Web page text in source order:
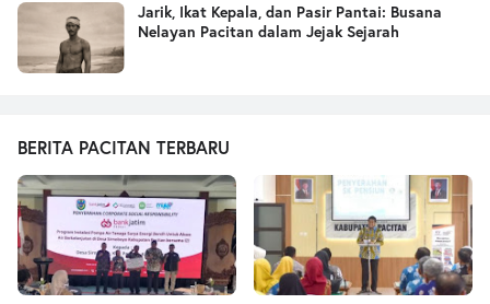
Jarik, Ikat Kepala, dan Pasir Pantai: Busana
Nelayan Pacitan dalam Jejak Sejarah
BERITA PACITAN TERBARU